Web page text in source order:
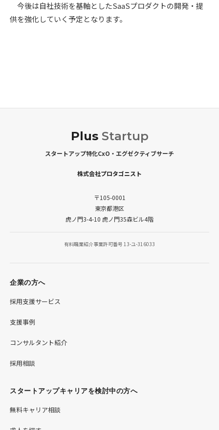
今後は自社技術を基軸としたSaaSプロダクトの開発・提
供を強化していく予定となります。
Plus Startup
スタートアップ特化CxO・エグゼクティブサーチ
株式会社プロタゴニスト
〒105-0001
東京都港区
虎ノ門3-4-10 虎ノ門35森ビル4階
有料職業紹介事業許可番号 13-ユ-316033
企業の方へ
採用支援サービス
支援事例
コンサルタント紹介
採用相談
スタートアップキャリアを検討中の方へ
無料キャリア相談